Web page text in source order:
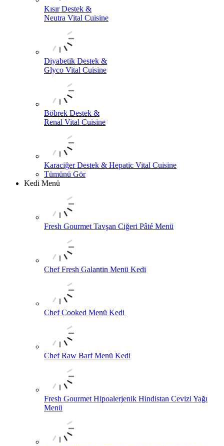
Kısır Destek &
Neutra Vital Cuisine
Diyabetik Destek &
Glyco Vital Cuisine
Böbrek Destek &
Renal Vital Cuisine
Karaciğer Destek & Hepatic Vital Cuisine
Tümünü Gör
Kedi Menü
Fresh Gourmet Tavşan Ciğeri Pâté Menü
Chef Fresh Galantin Menü Kedi
Chef Cooked Menü Kedi
Chef Raw Barf Menü Kedi
Fresh Gourmet Hipoalerjenik Hindistan Cevizi Yağı
Menü